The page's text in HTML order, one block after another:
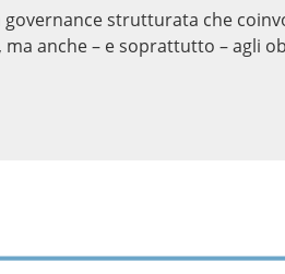
strutturata che
anche – e soprattutto – agli